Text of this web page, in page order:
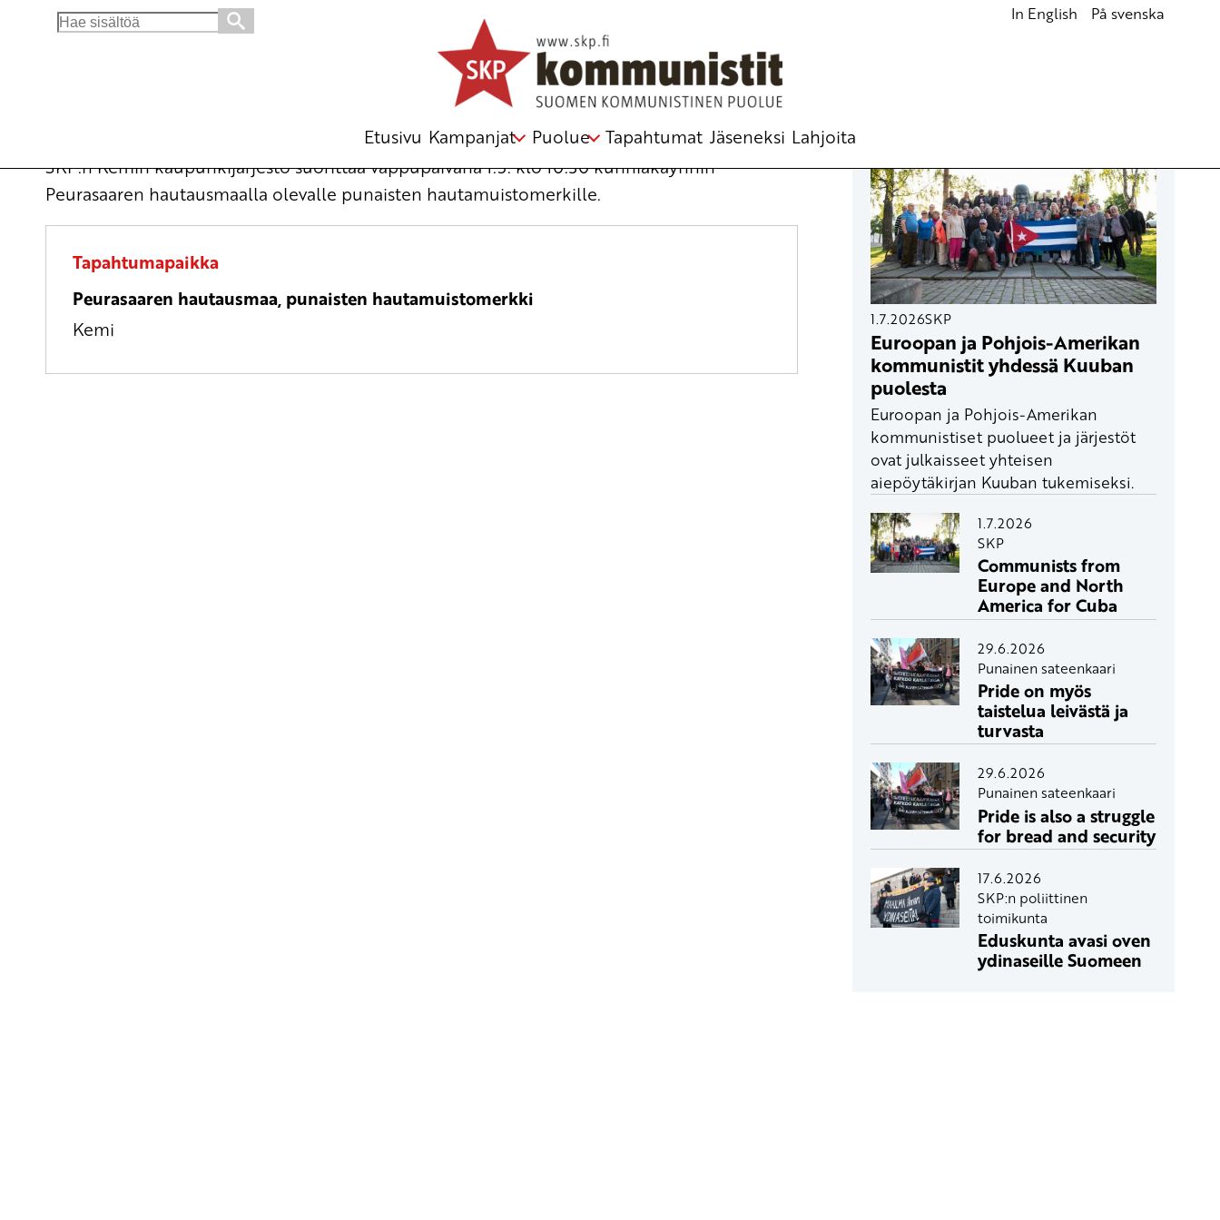
Search
In English På svenska
Etusivu Kampanjat Puolue Tapahtumat Jäseneksi Lahjoita
Kemi: Vappupäivän kunniakäynti Peurasaaren punaisten hautamuistomerkillä
SKP:n Kemin kaupunkijärjestö suorittaa vappupäivänä 1.5. klo 10:30 kunniakäynnin
Peurasaaren hautausmaalla olevalle punaisten hautamuistomerkille.
Tapahtumapaikka
Peurasaaren hautausmaa, punaisten hautamuistomerkki
Kemi
1.7.2026SKP
Euroopan ja Pohjois-Amerikan
kommunistit yhdessä Kuuban
puolesta
Euroopan ja Pohjois-Amerikan
kommunistiset puolueet ja järjestöt
ovat julkaisseet yhteisen
aiepöytäkirjan Kuuban tukemiseksi.
1.7.2026
SKP
Communists from
Europe and North
America for Cuba
29.6.2026
Punainen sateenkaari
Pride on myös
taistelua leivästä ja
turvasta
29.6.2026
Punainen sateenkaari
Pride is also a struggle
for bread and security
17.6.2026
SKP:n poliittinen
toimikunta
Eduskunta avasi oven
ydinaseille Suomeen